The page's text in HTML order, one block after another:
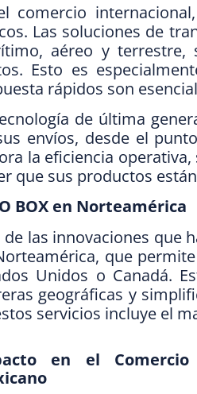
comercio
Las soluciones de
aéreo y
Esto es
rápidos son
de última
envíos, desde el
la eficiencia
que sus productos
BOX en Norteamérica
de las innovaciones que
que
Unidos o Canadá.
geográficas y
servicios incluye el
en el Comercio